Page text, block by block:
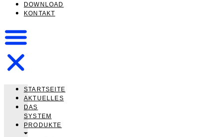
DOWNLOAD
KONTAKT
STARTSEITE
AKTUELLES
DAS
SYSTEM
PRODUKTE